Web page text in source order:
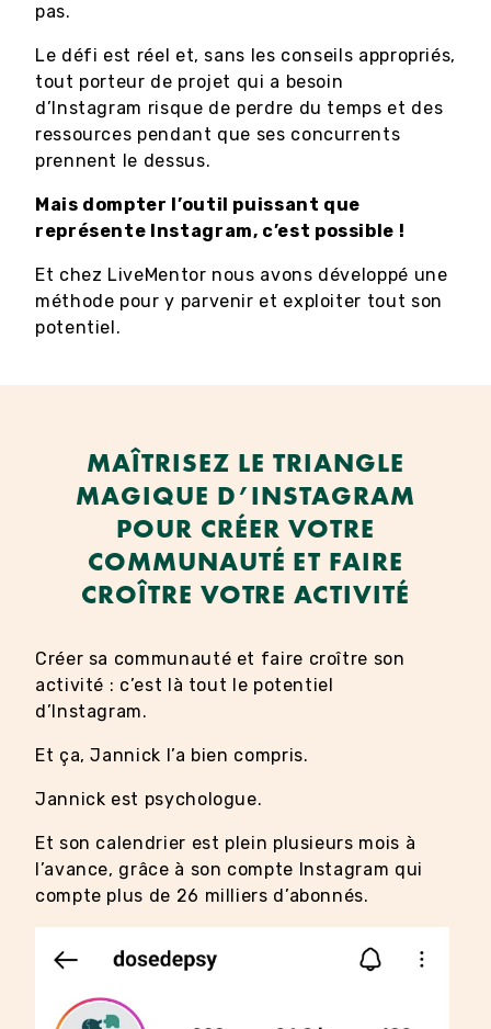
pas.
Le défi est réel et, sans les conseils appropriés,
tout porteur de projet qui a besoin
d’Instagram risque de perdre du temps et des
ressources pendant que ses concurrents
prennent le dessus.
Mais dompter l’outil puissant que
représente Instagram, c’est possible !
Et chez LiveMentor nous avons développé une
méthode pour y parvenir et exploiter tout son
potentiel.
MAÎTRISEZ LE TRIANGLE
MAGIQUE D’INSTAGRAM
POUR CRÉER VOTRE
COMMUNAUTÉ ET FAIRE
CROÎTRE VOTRE ACTIVITÉ
Créer sa communauté et faire croître son
activité : c’est là tout le potentiel
d’Instagram.
Et ça, Jannick l’a bien compris.
Jannick est psychologue.
Et son calendrier est plein plusieurs mois à
l’avance, grâce à son compte Instagram qui
compte plus de 26 milliers d’abonnés.